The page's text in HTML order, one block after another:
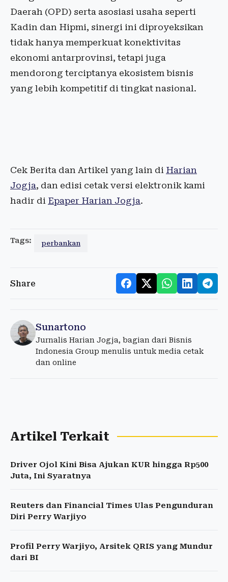
Daerah (OPD) serta asosiasi usaha seperti
Kadin dan Hipmi, sinergi ini diproyeksikan
tidak hanya memperkuat konektivitas
ekonomi antarprovinsi, tetapi juga
mendorong terciptanya ekosistem bisnis
yang lebih kompetitif di tingkat nasional.
Cek Berita dan Artikel yang lain di Harian
Jogja, dan edisi cetak versi elektronik kami
hadir di Epaper Harian Jogja.
Tags: perbankan
Share
Sunartono
Jurnalis Harian Jogja, bagian dari Bisnis
Indonesia Group menulis untuk media cetak
dan online
Artikel Terkait
Driver Ojol Kini Bisa Ajukan KUR hingga Rp500
Juta, Ini Syaratnya
Reuters dan Financial Times Ulas Pengunduran
Diri Perry Warjiyo
Profil Perry Warjiyo, Arsitek QRIS yang Mundur
dari BI